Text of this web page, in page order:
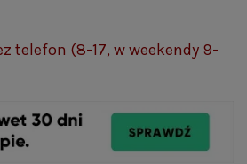
telefon (8-17, w weekendy 9-